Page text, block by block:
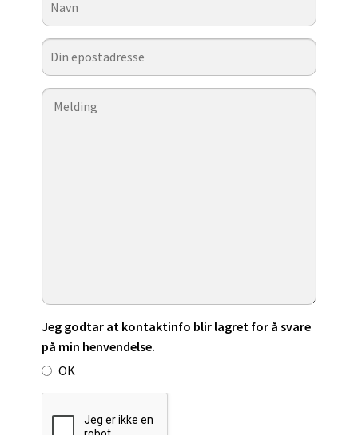
Jeg godtar at kontaktinfo blir lagret for å svare
på min henvendelse.
OK